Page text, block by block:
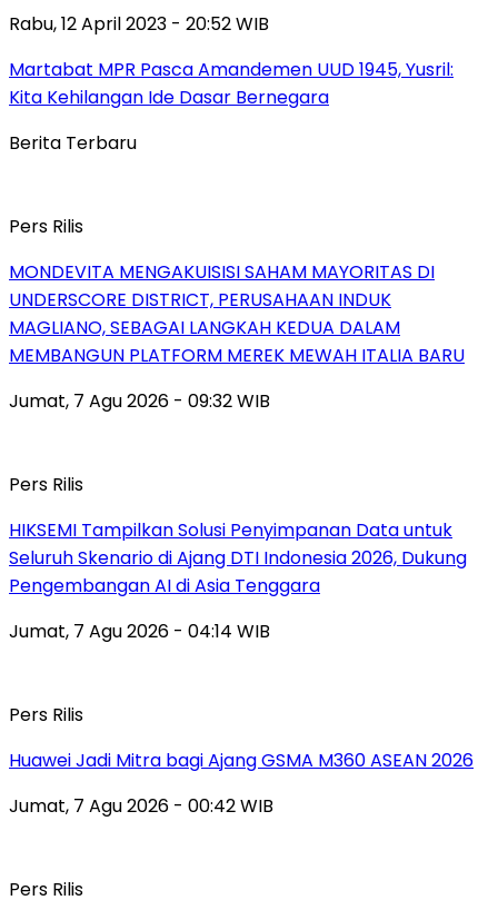
Rabu, 12 April 2023 - 20:52 WIB
Martabat MPR Pasca Amandemen UUD 1945, Yusril:
Kita Kehilangan Ide Dasar Bernegara
Berita Terbaru
Pers Rilis
MONDEVITA MENGAKUISISI SAHAM MAYORITAS DI
UNDERSCORE DISTRICT, PERUSAHAAN INDUK
MAGLIANO, SEBAGAI LANGKAH KEDUA DALAM
MEMBANGUN PLATFORM MEREK MEWAH ITALIA BARU
Jumat, 7 Agu 2026 - 09:32 WIB
Pers Rilis
HIKSEMI Tampilkan Solusi Penyimpanan Data untuk
Seluruh Skenario di Ajang DTI Indonesia 2026, Dukung
Pengembangan AI di Asia Tenggara
Jumat, 7 Agu 2026 - 04:14 WIB
Pers Rilis
Huawei Jadi Mitra bagi Ajang GSMA M360 ASEAN 2026
Jumat, 7 Agu 2026 - 00:42 WIB
Pers Rilis